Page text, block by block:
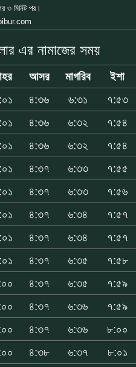
৩ মিনিট পর।
এর নামাজের সময়
আসর মাগরিব
ইশা
৪:৩৬ ৬:৩১
৭:৫৩
৪:৩৬ ৬:৩২
৭:৫৪
৪:৩৬ ৬:৩২
৭:৫৪
৪:৩৭ ৬:৩৩
৭:৫৫
৪:৩৭ ৬:৩৩
৭:৫৬
৪:৩৭ ৬:৩৪
৭:৫৭
৪:৩৭ ৬:৩৪
৭:৫৭
৪:৩৭ ৬:৩৫
৭:৫৮
৪:৩৭ ৬:৩৫
৭:৫৯
৪:৩৭ ৬:৩৬
৭:৫৯
৪:৩৭ ৬:৩৬
৮:০০
৪:৩৮ ৬:৩৭
৮:০১